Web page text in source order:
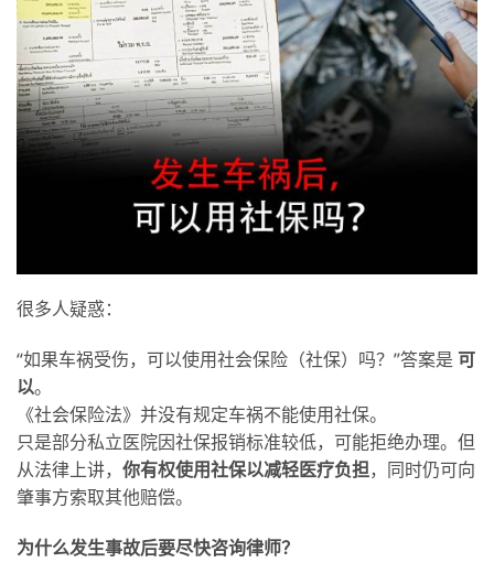
很多人疑惑：
“如果车祸受伤，可以使用社会保险（社保）吗？”答案是 可
以。
《社会保险法》并没有规定车祸不能使用社保。
只是部分私立医院因社保报销标准较低，可能拒绝办理。但
从法律上讲， 你有权使用社保以减轻医疗负担，同时仍可向
肇事方索取其他赔偿。
为什么发生事故后要尽快咨询律师？